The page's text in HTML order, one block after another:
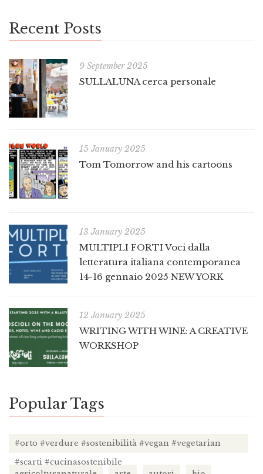
Recent Posts
9 September 2025
SULLALUNA cerca personale
15 January 2025
Tom Tomorrow and his cartoons
13 January 2025
MULTIPLI FORTI Voci dalla
letteratura italiana contemporanea
14-16 gennaio 2025 NEW YORK
12 January 2025
WRITING WITH WINE: A CREATIVE
WORKSHOP
Popular Tags
#orto #verdure #sostenibilità #vegan #vegetarian
#scarti #cucinasostenibile